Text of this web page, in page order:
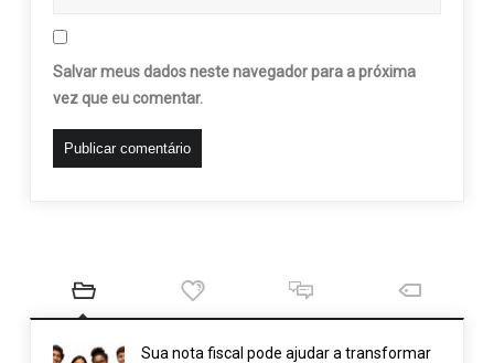
Salvar meus dados neste navegador para a próxima
vez que eu comentar.
Sua nota fiscal pode ajudar a transformar